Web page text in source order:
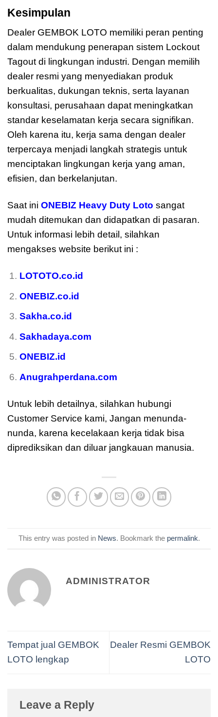
Kesimpulan
Dealer GEMBOK LOTO memiliki peran penting
dalam mendukung penerapan sistem Lockout
Tagout di lingkungan industri. Dengan memilih
dealer resmi yang menyediakan produk
berkualitas, dukungan teknis, serta layanan
konsultasi, perusahaan dapat meningkatkan
standar keselamatan kerja secara signifikan.
Oleh karena itu, kerja sama dengan dealer
terpercaya menjadi langkah strategis untuk
menciptakan lingkungan kerja yang aman,
efisien, dan berkelanjutan.
Saat ini ONEBIZ Heavy Duty Loto sangat
mudah ditemukan dan didapatkan di pasaran.
Untuk informasi lebih detail, silahkan
mengakses website berikut ini :
LOTOTO.co.id
ONEBIZ.co.id
Sakha.co.id
Sakhadaya.com
ONEBIZ.id
Anugrahperdana.com
Untuk lebih detailnya, silahkan hubungi
Customer Service kami, Jangan menunda-
nunda, karena kecelakaan kerja tidak bisa
diprediksikan dan diluar jangkauan manusia.
This entry was posted in News. Bookmark the permalink.
ADMINISTRATOR
Tempat jual GEMBOK
LOTO lengkap
Dealer Resmi GEMBOK
LOTO
Leave a Reply